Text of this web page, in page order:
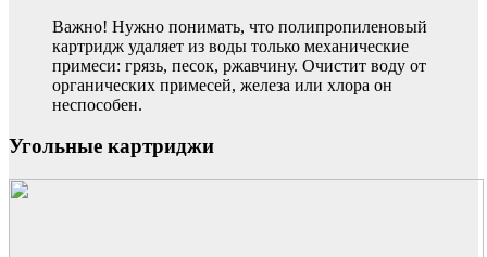
Важно! Нужно понимать, что полипропиленовый
картридж удаляет из воды только механические
примеси: грязь, песок, ржавчину. Очистит воду от
органических примесей, железа или хлора он
неспособен.
Угольные картриджи